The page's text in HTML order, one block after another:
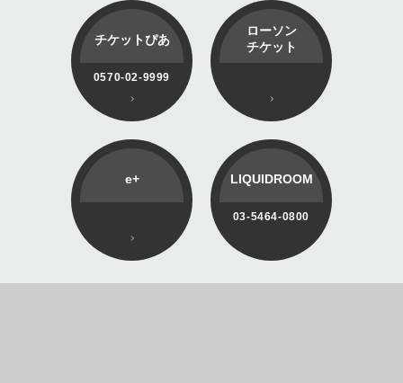
チケットぴあ
0570-02-9999
ローソン
チケット
e+ LIQUIDROOM
03-5464-0800